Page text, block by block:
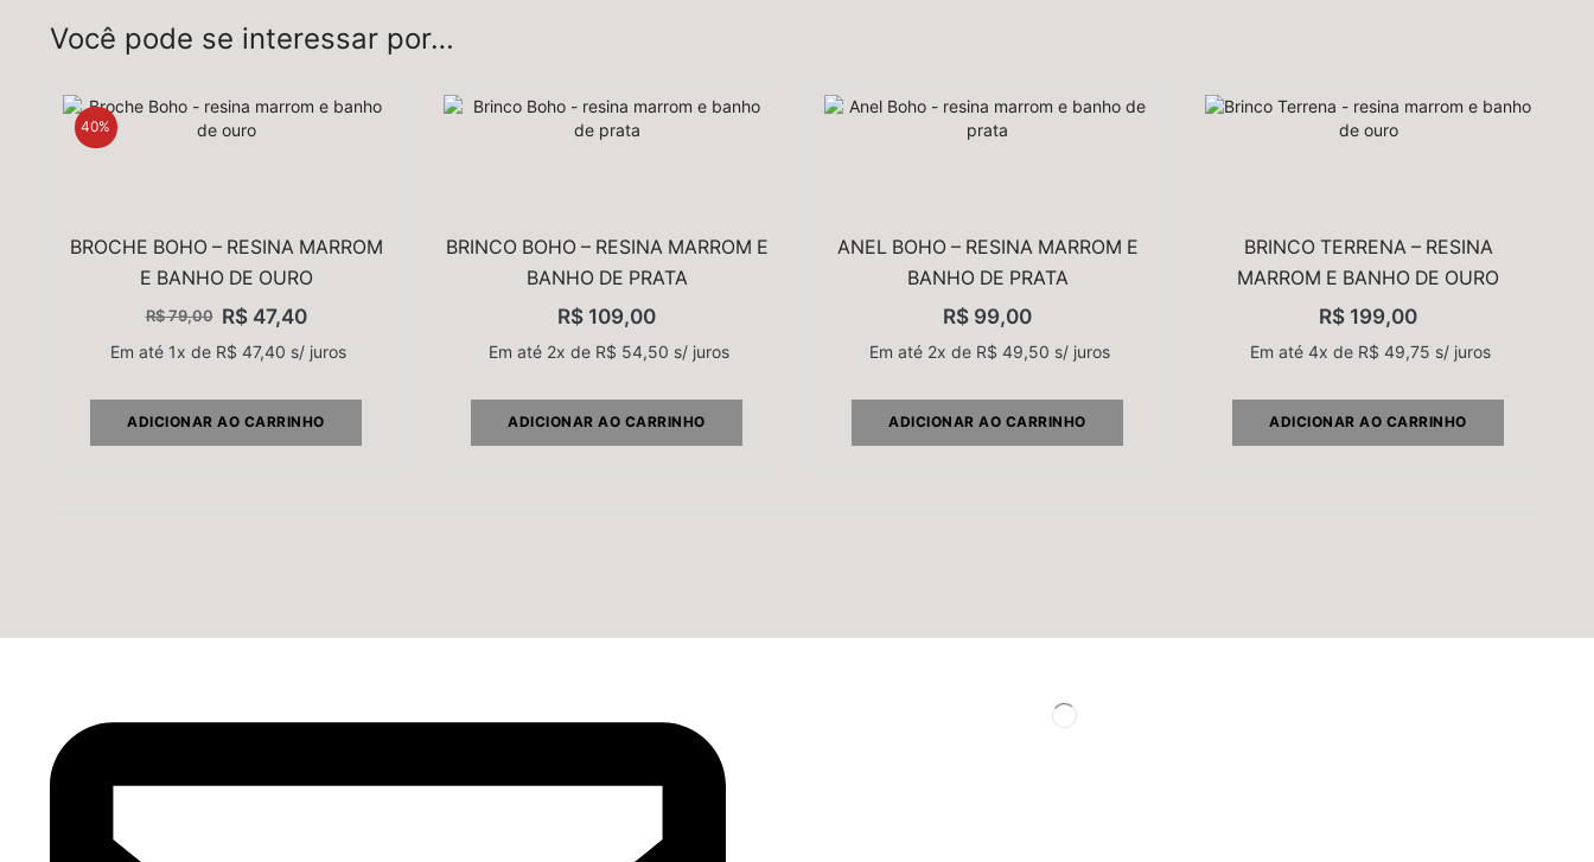
Você pode se interessar por…
40%
BROCHE BOHO – RESINA MARROM
E BANHO DE OURO
R$79,00 R$47,40
Em até 1x de R$ 47,40 s/ juros
ADICIONAR AO CARRINHO
BRINCO BOHO – RESINA MARROM E
BANHO DE PRATA
R$ 109,00
Em até 2x de R$ 54,50 s/ juros
ADICIONAR AO CARRINHO
ANEL BOHO – RESINA MARROM E
BANHO DE PRATA
R$ 99,00
Em até 2x de R$ 49,50 s/ juros
ADICIONAR AO CARRINHO
BRINCO TERRENA – RESINA
MARROM E BANHO DE OURO
R$ 199,00
Em até 4x de R$ 49,75 s/ juros
ADICIONAR AO CARRINHO